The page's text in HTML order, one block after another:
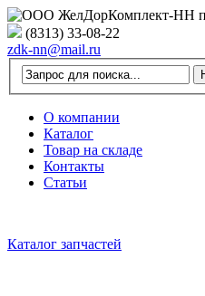
(8313) 33-08-22
zdk-nn@mail.ru
О компании
Каталог
Товар на складе
Контакты
Статьи
Каталог запчастей